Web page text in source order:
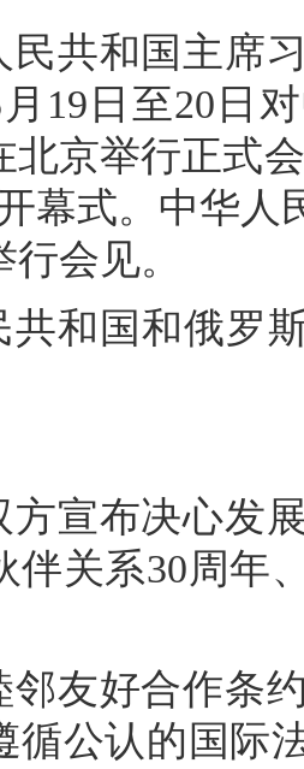
民共和国主席
19日至20日
北京举行正式
幕式。中华人
会见。
共和国和俄罗
方宣布决心发
伴关系30周年
邻友好合作条
循公认的国际